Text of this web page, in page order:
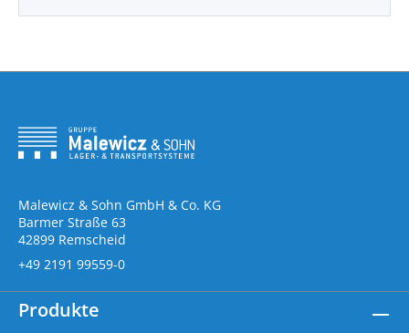
Malewicz & Sohn GmbH & Co. KG
Barmer Straße 63
42899 Remscheid
+49 2191 99559-0
Produkte